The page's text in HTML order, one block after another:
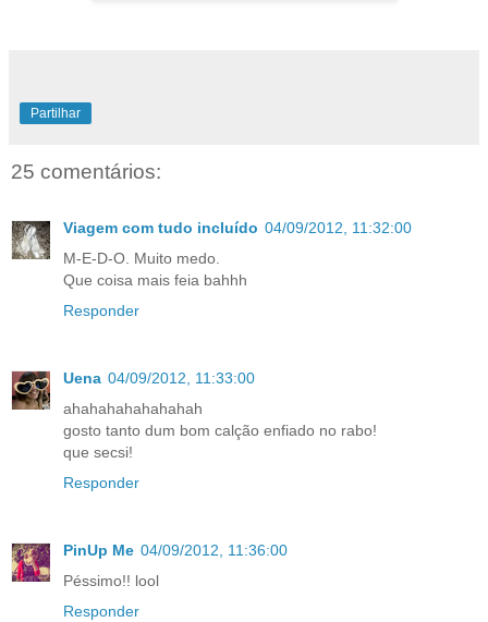
Partilhar
25 comentários:
Viagem com tudo incluído 04/09/2012, 11:32:00
M-E-D-O. Muito medo.
Que coisa mais feia bahhh
Responder
Uena 04/09/2012, 11:33:00
ahahahahahahahah
gosto tanto dum bom calção enfiado no rabo!
que secsi!
Responder
PinUp Me 04/09/2012, 11:36:00
Péssimo!! lool
Responder